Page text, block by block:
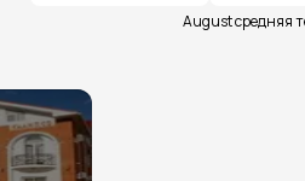
August средняя